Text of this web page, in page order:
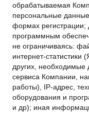
обрабатываемая
персональные
формах
программным
не ограничиваясь:
интернет-статистики
других, необходимые
сервиса Компании,
работы), IP-адрес,
оборудования и
и др); иная